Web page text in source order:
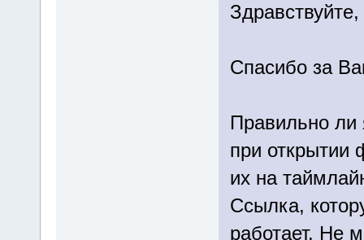
Спасибо за
Правильно ли
при открытии
их на
Ссылка,
работает. Не